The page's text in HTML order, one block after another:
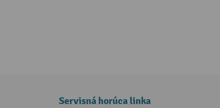
Servisná horúca linka